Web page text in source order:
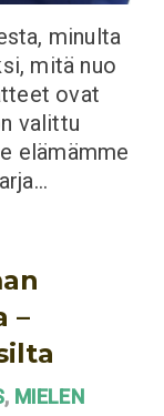
minulta
mitä nuo
ovat
valittu
elämämme
–
, MIELEN